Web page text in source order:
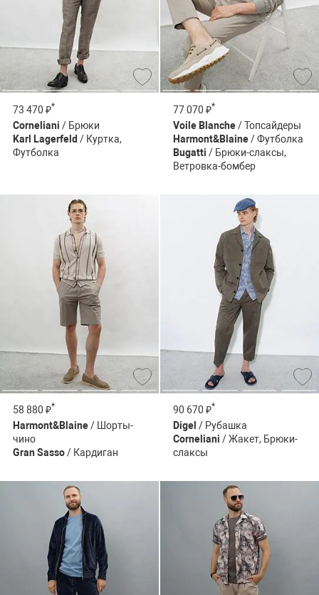
73 470 ₽*
Corneliani / Брюки
Karl Lagerfeld / Куртка,
Футболка
77 070 ₽*
Voile Blanche/ Топсайдеры
Harmont&Blaine/ Футболка
Bugatti / Брюки-слаксы,
Ветровка-бомбер
58 880 ₽*
Harmont&Blaine/ Шорты-
чино
Gran Sasso/ Кардиган
90 670 ₽*
Digel / Рубашка
Corneliani / Жакет, Брюки-
слаксы